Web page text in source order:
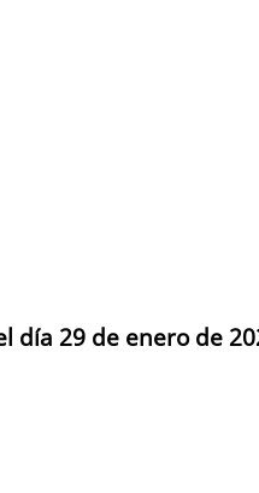
día 29 de enero de